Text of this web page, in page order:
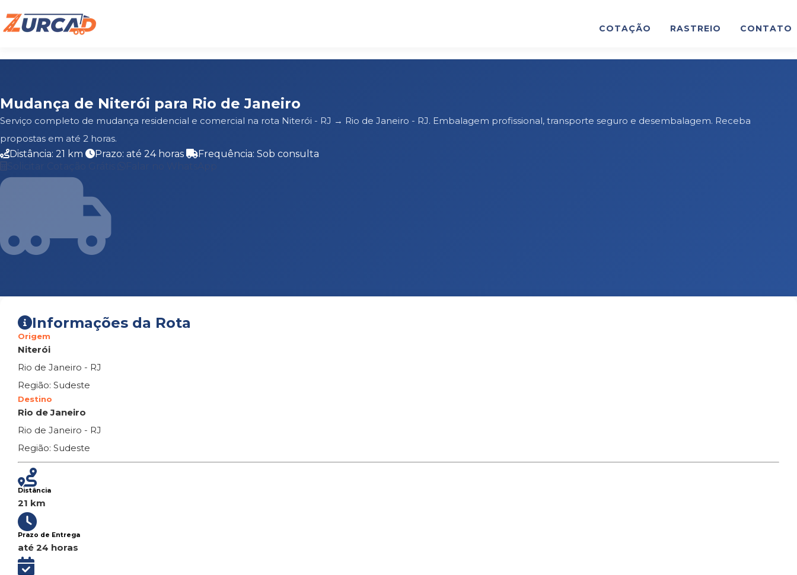
COTAÇÃO RASTREIO CONTATO
Mudança de Niterói para Rio de Janeiro
Serviço completo de mudança residencial e comercial na rota Niterói - RJ → Rio de Janeiro - RJ. Embalagem profissional, transporte seguro e desembalagem. Receba
propostas em até 2 horas.
Distância: 21 km
Prazo: até 24 horas
Frequência: Sob consulta
Informações da Rota
Origem
Niterói
Rio de Janeiro - RJ
Região: Sudeste
Destino
Rio de Janeiro
Rio de Janeiro - RJ
Região: Sudeste
Distância
21 km
Prazo de Entrega
até 24 horas